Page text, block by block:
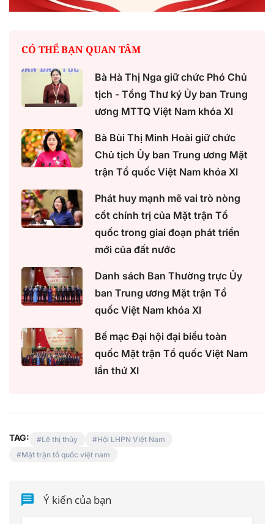
CÓ THỂ BẠN QUAN TÂM
Bà Hà Thị Nga giữ chức Phó Chủ
tịch - Tổng Thư ký Ủy ban Trung
ương MTTQ Việt Nam khóa XI
Bà Bùi Thị Minh Hoài giữ chức
Chủ tịch Ủy ban Trung ương Mặt
trận Tổ quốc Việt Nam khóa XI
Phát huy mạnh mẽ vai trò nòng
cốt chính trị của Mặt trận Tổ
quốc trong giai đoạn phát triển
mới của đất nước
Danh sách Ban Thường trực Ủy
ban Trung ương Mặt trận Tổ
quốc Việt Nam khóa XI
Bế mạc Đại hội đại biểu toàn
quốc Mặt trận Tổ quốc Việt Nam
lần thứ XI
TAG: Lê thị thủy
Hội LHPN Việt Nam
Mặt trận tổ quốc việt nam
Ý kiến của bạn